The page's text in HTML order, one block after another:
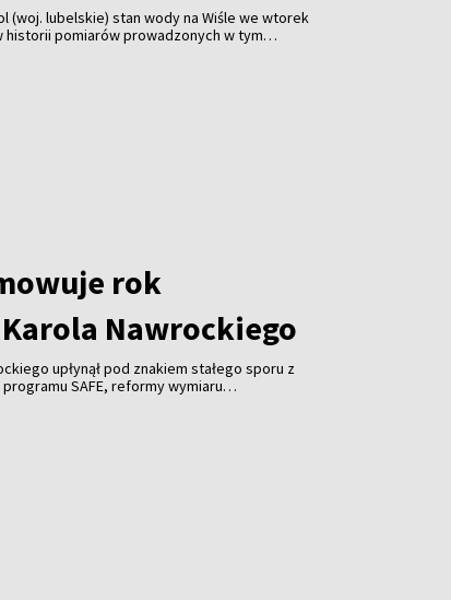
(woj. lubelskie) stan wody na Wiśle we wtorek
historii pomiarów prowadzonych w tym
rok
Nawrockiego
upłynął pod znakiem stałego sporu z
SAFE, reformy wymiaru